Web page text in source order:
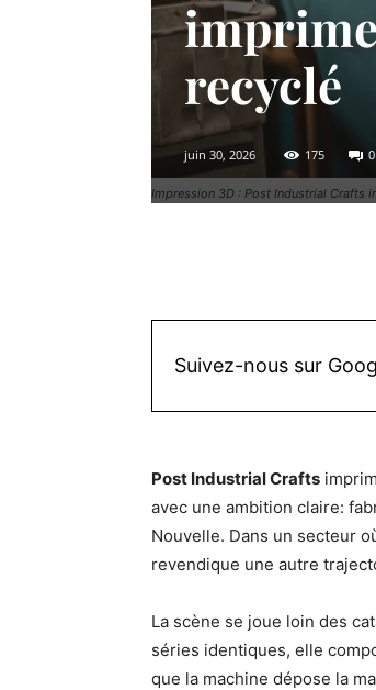
Impression 3D : Post Industrial Crafts
recyclé
juin 30, 2026 175 0
Suivez-nous sur
Post Industrial Crafts
avec une ambition claire:
Nouvelle. Dans un secteur
revendique une autre
La scène se joue loin des
séries identiques, elle
que la machine dépose la